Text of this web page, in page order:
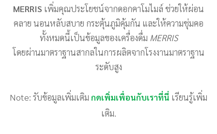
MERRIS เพิ่มคุณประโยชน์จากดอกคาโมไมล์ ช่วยให้ผ่อน
คลาย นอนหลับสบาย กระตุ้นภูมิคุ้มกัน และให้ความชุ่มคอ
ทั้งหมดนี้เป็นข้อมูลของเครื่องดื่ม MERRIS
โดยผ่านมาตราฐานสากลในการผลิตจากโรงงานมาตราฐาน
ระดับสูง
Note: รับข้อมูลเพิ่มเติม กดเพิ่มเพื่อนกับเราที่นี่ เรียนรู้เพิ่ม
เติม.